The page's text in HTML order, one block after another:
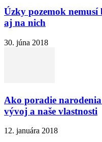
Úzky pozemok
aj na nich
30. júna 2018
Ako poradie
vývoj a naše vlastnosti
12. januára 2018